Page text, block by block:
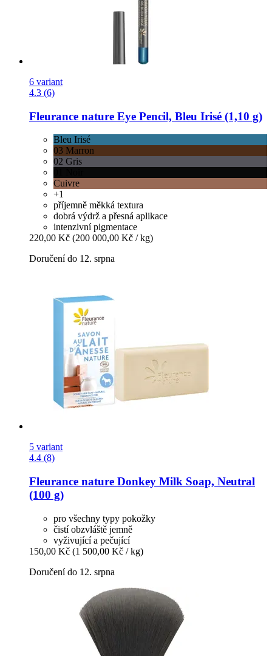
6 variant
4.3 (6)
Fleurance nature Eye Pencil, Bleu Irisé (1,10 g)
Bleu Irisé
03 Marron
02 Gris
Cuivre
+1
příjemně měkká textura
dobrá výdrž a přesná aplikace
intenzivní pigmentace
220,00 Kč (200 000,00 Kč / kg)
Doručení do 12. srpna
5 variant
4.4 (8)
Fleurance nature Donkey Milk Soap, Neutral
(100 g)
pro všechny typy pokožky
čistí obzvláště jemně
vyživující a pečující
150,00 Kč (1 500,00 Kč / kg)
Doručení do 12. srpna